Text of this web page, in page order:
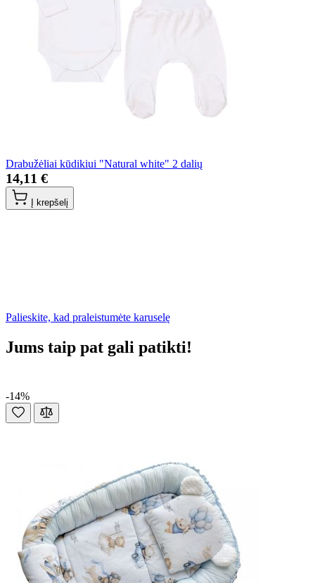
Drabužėliai kūdikiui "Natural white" 2 dalių
14,11 €
Į krepšelį
Palieskite, kad praleistumėte karuselę
Jums taip pat gali patikti!
-14%